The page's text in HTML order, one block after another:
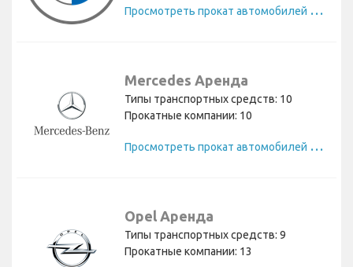
П
росмотреть прокат автомобилей BMW
Mercedes Аренда
Типы транспортных средств: 10
Прокатные компании: 10
П
росмотреть прокат автомобилей Mercedes
Opel Аренда
Типы транспортных средств: 9
Прокатные компании: 13